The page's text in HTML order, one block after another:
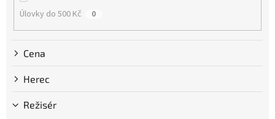
Úlovky do 500 Kč 0
Cena
Herec
Režisér